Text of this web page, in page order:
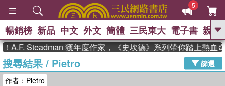
5
GO
高希均教授回憶錄
、 The Odyssey 、 父親節 、 如果歷
暢銷榜 新品 中文 外文 簡體 三民東大 電子書 親子
Steadman 獲年度作家，《史坎德》系列帶你踏上熱血奇幻旅
搜尋結果/ Pietro
篩選
作者：Pietro